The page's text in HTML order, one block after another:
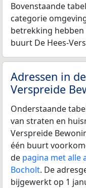
Bovenstaande
categorie
betrekking hebben
buurt De Hees-
Adressen in
Verspreide
Onderstaande
van straten en
Verspreide
één buurt
de pagina met alle
Bocholt. De
bijgewerkt op 1